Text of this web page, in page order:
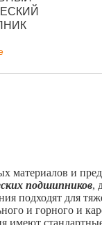
материалов и
подшипников,
подходят для
и горного и
имеют